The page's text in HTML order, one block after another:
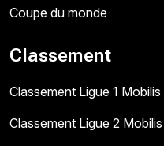
Coupe du monde
Classement
Classement Ligue 1 Mobilis
Classement Ligue 2 Mobilis